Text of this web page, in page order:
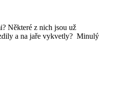
Některé z nich jsou už
a na jaře vykvetly? Minulý